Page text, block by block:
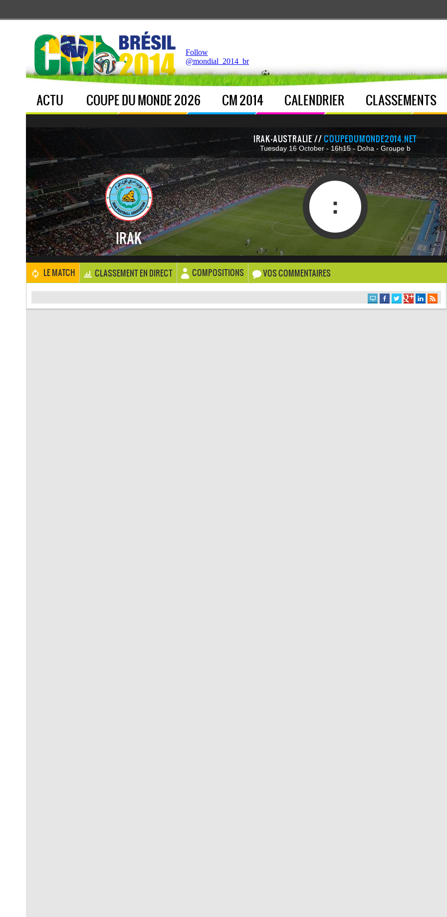
Follow
@mondial_2014_br
ACTU COUPE DU MONDE 2026 CM 2014 CALENDRIER CLASSEMENTS
IRAK-AUSTRALIE //COUPEDUMONDE2014.NET
Tuesday 16 October - 16h15 - Doha - Groupe b
IRAK
:
LE MATCH CLASSEMENT EN DIRECT COMPOSITIONS VOS COMMENTAIRES